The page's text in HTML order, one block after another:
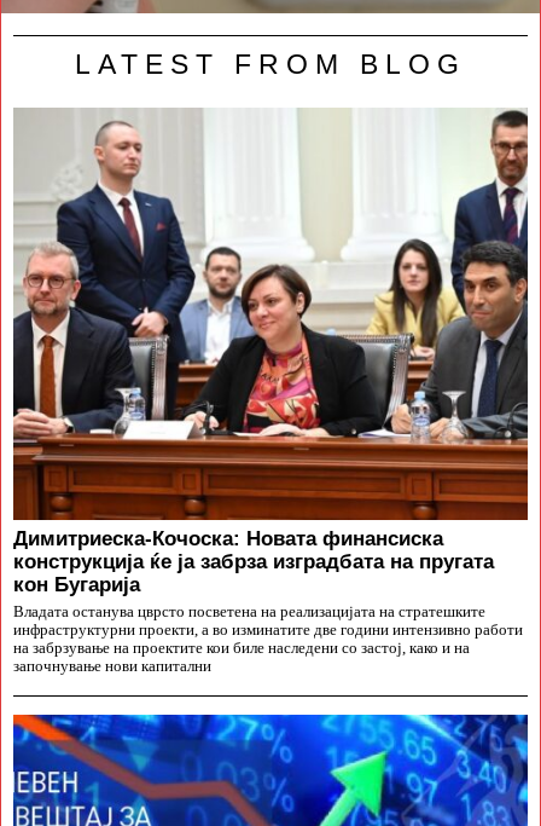
LATEST FROM BLOG
Димитриеска-Кочоска: Новата финансиска
конструкција ќе ја забрза изградбата на пругата
кон Бугарија
Владата останува цврсто посветена на реализацијата на стратешките
инфраструктурни проекти, а во изминатите две години интензивно работи
на забрзување на проектите кои биле наследени со застој, како и на
започнување нови капитални